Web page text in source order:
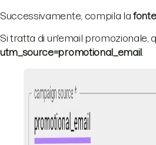
Successivamente, compila la
Si tratta di un'email promozionale,
utm_source=promotional_email